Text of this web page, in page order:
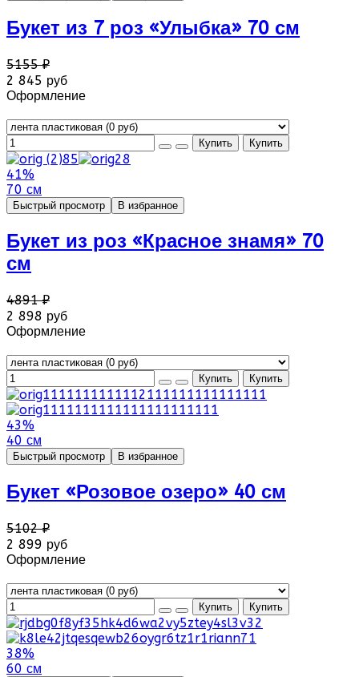
Букет из 7 роз «Улыбка» 70 см
5155 ₽
2 845 руб
Оформление
41%
70 см
Быстрый просмотр В избранное
Букет из роз «Красное знамя» 70
см
4891 ₽
2 898 руб
Оформление
43%
40 см
Быстрый просмотр В избранное
Букет «Розовое озеро» 40 см
5102 ₽
2 899 руб
Оформление
38%
60 см